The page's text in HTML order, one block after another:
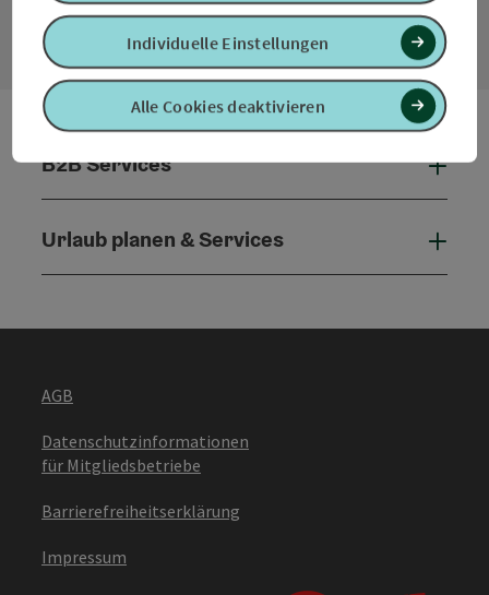
B2B Services
Urlaub planen & Services
AGB
Datenschutzinformationen
für Mitgliedsbetriebe
Barrierefreiheitserklärung
Impressum
Alle Cookies deaktivieren
Individuelle Einstellungen